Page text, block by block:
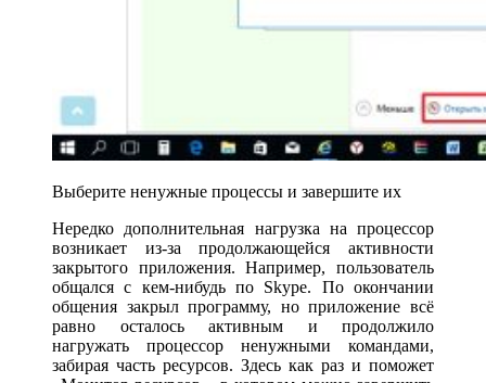
Выберите ненужные процессы и завершите их
Нередко дополнительная нагрузка на процессор
возникает из-за продолжающейся активности
закрытого приложения. Например, пользователь
общался с кем-нибудь по Skype. По окончании
общения закрыл программу, но приложение всё
равно осталось активным и продолжило
нагружать процессор ненужными командами,
забирая часть ресурсов. Здесь как раз и поможет